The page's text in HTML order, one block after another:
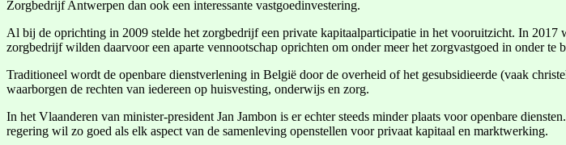
Zorgbedrijf Antwerpen dan ook een interessante vastgoedinvestering.
Al bij de oprichting in 2009 stelde het zorgbedrijf een private kapitaalparticipatie in het vooruitzicht. In 2017
zorgbedrijf wilden daarvoor een aparte vennootschap oprichten om onder meer het zorgvastgoed in onder te
Traditioneel wordt de openbare dienstverlening in België door de overheid of het gesubsidieerde (vaak
waarborgen de rechten van iedereen op huisvesting, onderwijs en zorg.
In het Vlaanderen van minister-president Jan Jambon is er echter steeds minder plaats voor openbare
regering wil zo goed als elk aspect van de samenleving openstellen voor privaat kapitaal en marktwerking.